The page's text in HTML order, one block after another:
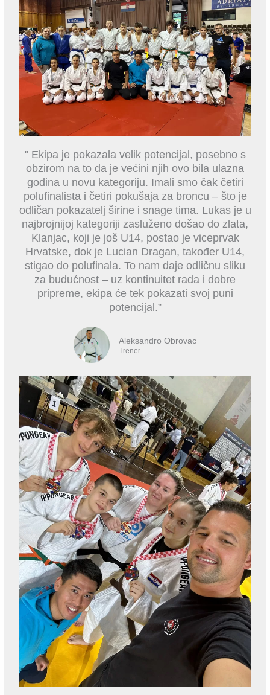
" Ekipa je pokazala velik potencijal, posebno s
obzirom na to da je većini njih ovo bila ulazna
godina u novu kategoriju. Imali smo čak četiri
polufinalista i četiri pokušaja za broncu – što je
odličan pokazatelj širine i snage tima. Lukas je u
najbrojnijoj kategoriji zasluženo došao do zlata,
Klanjac, koji je još U14, postao je viceprvak
Hrvatske, dok je Lucian Dragan, također U14,
stigao do polufinala. To nam daje odličnu sliku
za budućnost – uz kontinuitet rada i dobre
pripreme, ekipa će tek pokazati svoj puni
potencijal.”
Aleksandro Obrovac
Trener